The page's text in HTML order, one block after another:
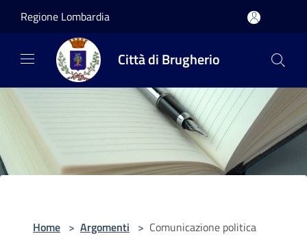
Regione Lombardia
Città di Brugherio
Home > Argomenti > Comunicazione politica